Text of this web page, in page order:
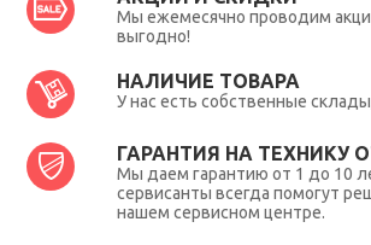
Мы ежемесячно проводим
выгодно!
НАЛИЧИЕ ТОВАРА
У нас есть собственные
ГАРАНТИЯ НА ТЕХНИКУ
Мы даем гарантию от 1 до 10
сервисанты всегда помогут
нашем сервисном центре.